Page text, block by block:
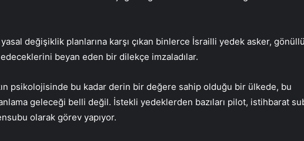
değişiklik planlarına karşı çıkan binlerce İsrailli yedek asker, gönüllü
beyan eden bir dilekçe imzaladılar.
psikolojisinde bu kadar derin bir değere sahip olduğu bir ülkede, bu
geleceği belli değil. İstekli yedeklerden bazıları pilot, istihbarat
olarak görev yapıyor.